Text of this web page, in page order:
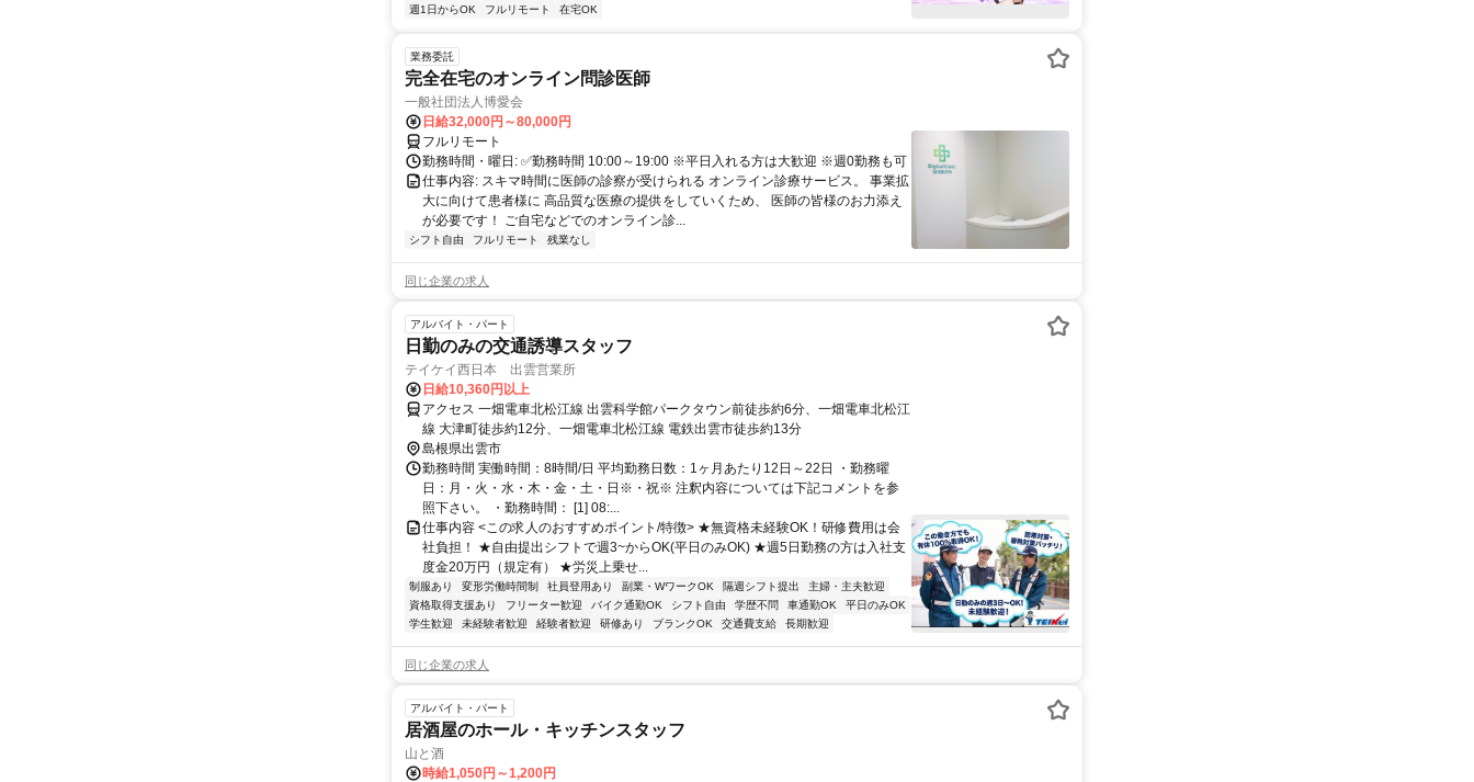
週1日からOK フルリモート 在宅OK
業務委託
完全在宅のオンライン問診医師
一般社団法人博愛会
日給32,000円～80,000円
フルリモート
勤務時間・曜日: ✅勤務時間 10:00～19:00 ※平日入れる方は大歓迎 ※週0勤務も可
仕事内容: スキマ時間に医師の診察が受けられる オンライン診療サービス。 事業拡
大に向けて患者様に 高品質な医療の提供をしていくため、 医師の皆様のお力添え
が必要です！ ご自宅などでのオンライン診...
シフト自由 フルリモート 残業なし
同じ企業の求人
アルバイト・パート
日勤のみの交通誘導スタッフ
テイケイ西日本 出雲営業所
日給10,360円以上
アクセス 一畑電車北松江線 出雲科学館パークタウン前徒歩約6分、一畑電車北松江
線 大津町徒歩約12分、一畑電車北松江線 電鉄出雲市徒歩約13分
島根県出雲市
勤務時間 実働時間：8時間/日 平均勤務日数：1ヶ月あたり12日～22日 ・勤務曜
日：月・火・水・木・金・土・日※・祝※ 注釈内容については下記コメントを参
照下さい。 ・勤務時間： [1] 08:...
仕事内容 <この求人のおすすめポイント/特徴> ★無資格未経験OK！研修費用は会
社負担！ ★自由提出シフトで週3~からOK(平日のみOK) ★週5日勤務の方は入社支
度金20万円（規定有） ★労災上乗せ...
制服あり 変形労働時間制 社員登用あり 副業・WワークOK 隔週シフト提出
主婦・主夫歓迎
資格取得支援あり
フリーター歓迎 バイク通勤OK シフト自由 学歴不問 車通勤OK
平日のみOK
学生歓迎
未経験者歓迎 経験者歓迎 研修あり ブランクOK 交通費支給 長期歓迎
同じ企業の求人
アルバイト・パート
居酒屋のホール・キッチンスタッフ
山と酒
時給1,050円～1,200円